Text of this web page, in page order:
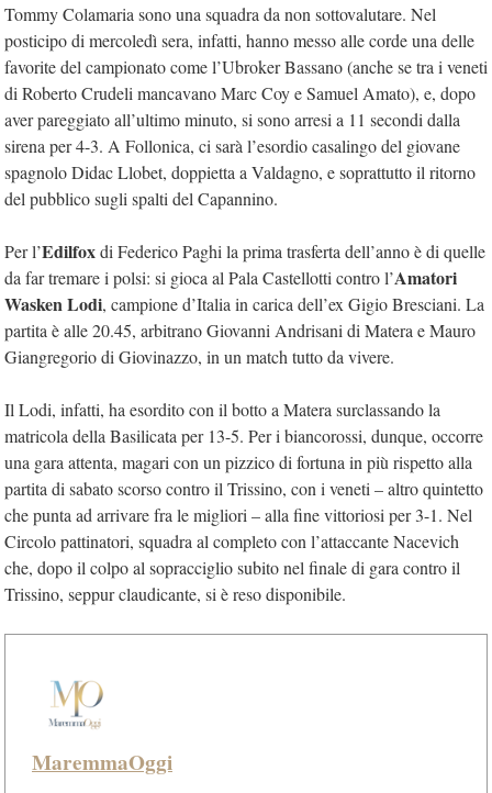
Tommy Colamaria sono una squadra da non sottovalutare. Nel
posticipo di mercoledì sera, infatti, hanno messo alle corde una delle
favorite del campionato come l’Ubroker Bassano (anche se tra i veneti
di Roberto Crudeli mancavano Marc Coy e Samuel Amato), e, dopo
aver pareggiato all’ultimo minuto, si sono arresi a 11 secondi dalla
sirena per 4-3. A Follonica, ci sarà l’esordio casalingo del giovane
spagnolo Didac Llobet, doppietta a Valdagno, e soprattutto il ritorno
del pubblico sugli spalti del Capannino.
Per l’Edilfoxdi Federico Paghi la prima trasferta dell’anno è di quelle
da far tremare i polsi: si gioca al Pala Castellotti contro l’Amatori
Wasken Lodi, campione d’Italia in carica dell’ex Gigio Bresciani. La
partita è alle 20.45, arbitrano Giovanni Andrisani di Matera e Mauro
Giangregorio di Giovinazzo, in un match tutto da vivere.
Il Lodi, infatti, ha esordito con il botto a Matera surclassando la
matricola della Basilicata per 13-5. Per i biancorossi, dunque, occorre
una gara attenta, magari con un pizzico di fortuna in più rispetto alla
partita di sabato scorso contro il Trissino, con i veneti – altro quintetto
che punta ad arrivare fra le migliori – alla fine vittoriosi per 3-1. Nel
Circolo pattinatori, squadra al completo con l’attaccante Nacevich
che, dopo il colpo al sopracciglio subito nel finale di gara contro il
Trissino, seppur claudicante, si è reso disponibile.
MaremmaOggi